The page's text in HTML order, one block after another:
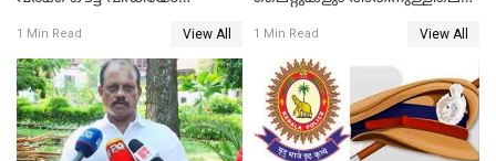
1 Min Read View All
അണിഞ്ഞൊരുങ്ങി എസ് ബി
കോളേജ് മൈതാനം
1 Min Read View All